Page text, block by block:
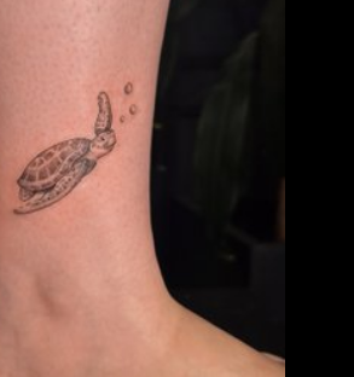
/ Dotwork / Graficzny / Sketch / Kaligrafia /
work / Fineline / Outline / Minimalizm
WIADOMOŚĆ
TATTOO LIFE INFO